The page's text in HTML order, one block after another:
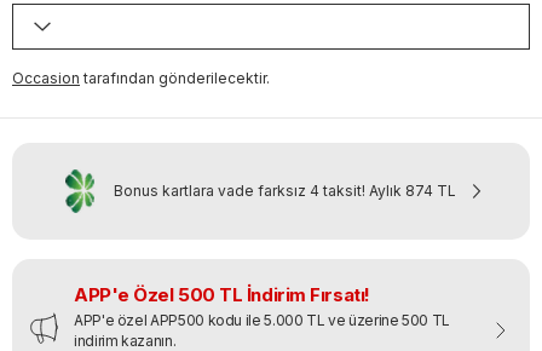
Occasion tarafından gönderilecektir.
Bonus kartlara vade farksız 4 taksit! Aylık 874 TL
APP'e Özel 500 TL İndirim Fırsatı!
APP'e özel APP500 kodu ile 5.000 TL ve üzerine 500 TL
indirim kazanın.